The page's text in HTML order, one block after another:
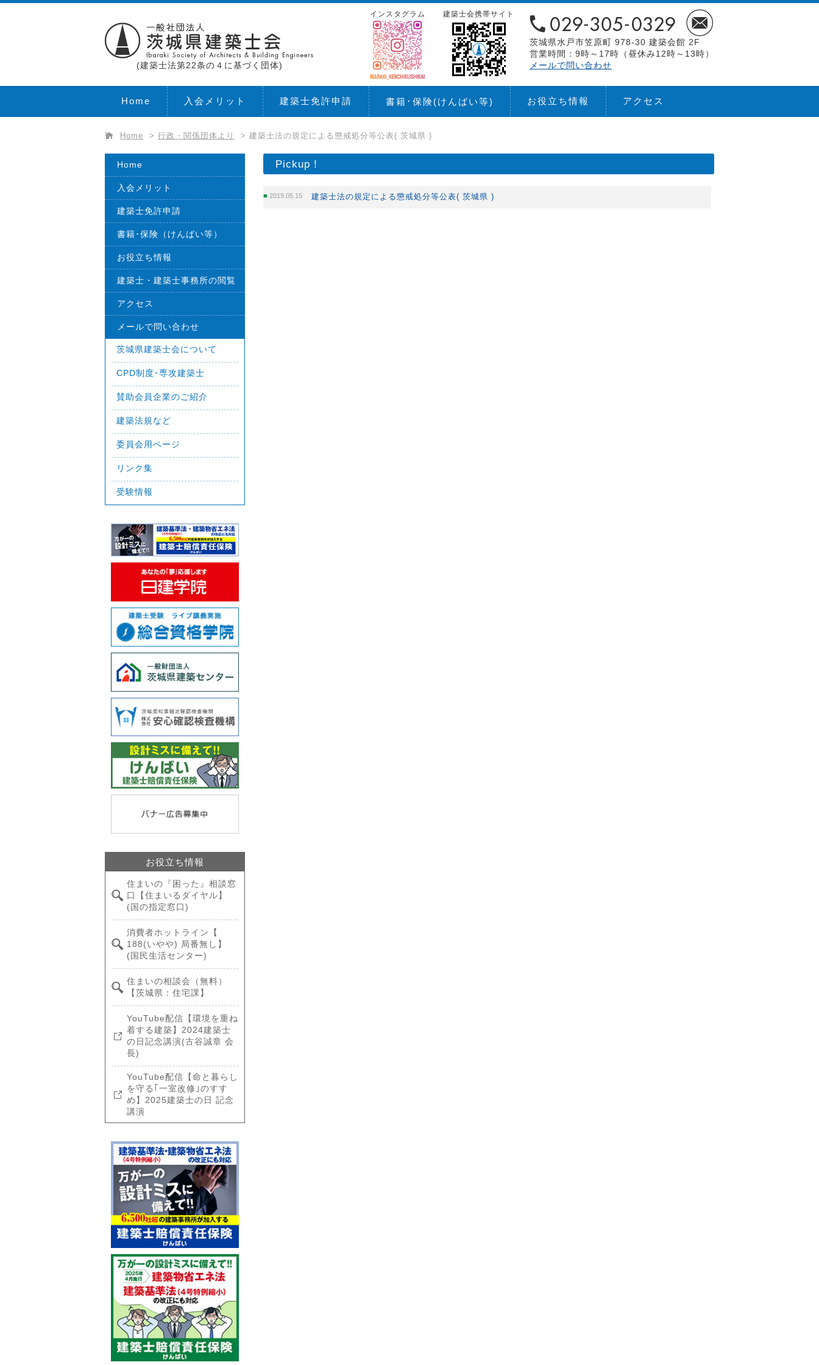
(建築士法第22条の４に基づく団体)
茨城県水戸市笠原町 978-30 建築会館 2F
営業時間：9時～17時（昼休み12時～13時）
メールで問い合わせ
建築士会携帯サイト
インスタグラム
Home 入会メリット 建築士免許申請 書籍･保険(けんばい等) お役立ち情報 アクセス
Home > 行政・関係団体より > 建築士法の規定による懲戒処分等公表( 茨城県 )
Pickup！
2019.05.15 建築士法の規定による懲戒処分等公表( 茨城県 )
Home
入会メリット
建築士免許申請
書籍･保険（けんばい等）
お役立ち情報
建築士・建築士事務所の閲覧
アクセス
メールで問い合わせ
茨城県建築士会について
CPD制度･専攻建築士
賛助会員企業のご紹介
建築法規など
委員会用ページ
リンク集
受験情報
お役立ち情報
住まいの『困った』相談窓
口【住まいるダイヤル】
(国の指定窓口)
消費者ホットライン【
188(いやや) 局番無し】
(国民生活センター)
住まいの相談会（無料）
【茨城県：住宅課】
YouTube配信【環境を重ね
着する建築】2024建築士
の日記念講演(古谷誠章 会
長)
YouTube配信【命と暮らし
を守る｢一室改修｣のすす
め】2025建築士の日 記念
講演